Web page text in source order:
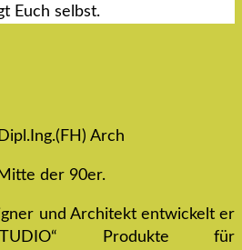
Euch selbst.
Arch
der 90er.
und Architekt entwickelt er
Produkte für